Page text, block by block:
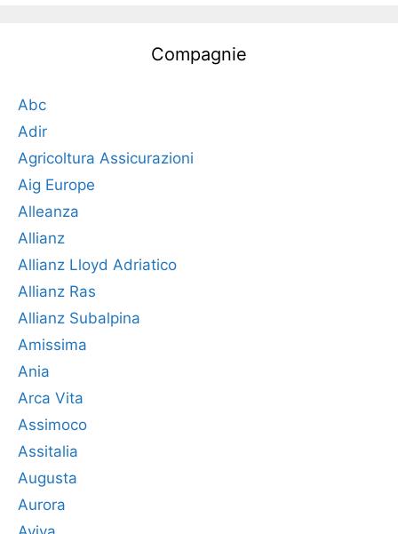
Compagnie
Abc
Adir
Agricoltura Assicurazioni
Aig Europe
Alleanza
Allianz
Allianz Lloyd Adriatico
Allianz Ras
Allianz Subalpina
Amissima
Ania
Arca Vita
Assimoco
Assitalia
Augusta
Aurora